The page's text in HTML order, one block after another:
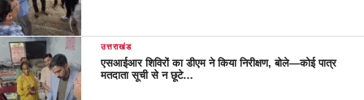
उत्तराखंड
एसआईआर शिविरों का डीएम ने किया निरीक्षण, बोले—कोई पात्र
मतदाता सूची से न छूटे…